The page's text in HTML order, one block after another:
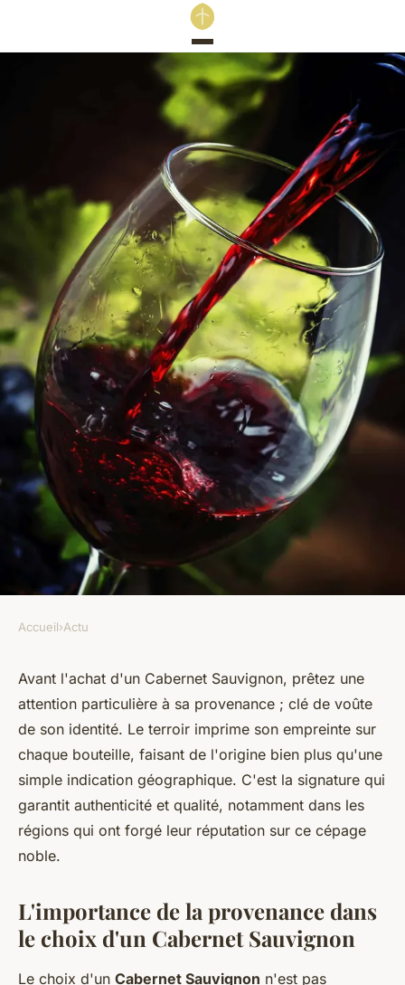
Cabernet sauvignon : insistez
sur la provenance avant
d'acheter le vin
perrine• 25 mars 2024•2 min de lecture
Accueil›Actu
Avant l'achat d'un Cabernet Sauvignon, prêtez une
attention particulière à sa provenance ; clé de voûte
de son identité. Le terroir imprime son empreinte sur
chaque bouteille, faisant de l'origine bien plus qu'une
simple indication géographique. C'est la signature qui
garantit authenticité et qualité, notamment dans les
régions qui ont forgé leur réputation sur ce cépage
noble.
L'importance de la provenance dans
le choix d'un Cabernet Sauvignon
Le choix d'un Cabernet Sauvignon n'est pas